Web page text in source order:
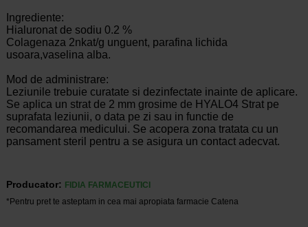
Ingrediente:
Hialuronat de sodiu 0.2 %
Colagenaza 2nkat/g unguent, parafina lichida
usoara,vaselina alba.
Mod de administrare:
Leziunile trebuie curatate si dezinfectate inainte de aplicare.
Se aplica un strat de 2 mm grosime de HYALO4 Strat pe
suprafata leziunii, o data pe zi sau in functie de
recomandarea medicului. Se acopera zona tratata cu un
pansament steril pentru a se asigura un contact adecvat.
Producator:
FIDIA FARMACEUTICI
*Pentru pret te asteptam in cea mai apropiata farmacie Catena